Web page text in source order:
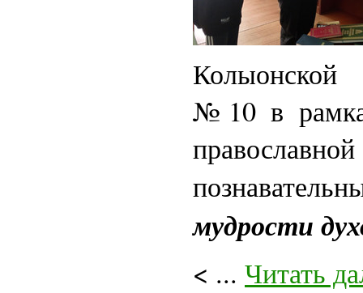
Колыонской
№10 в
мудрости
< ... Читать